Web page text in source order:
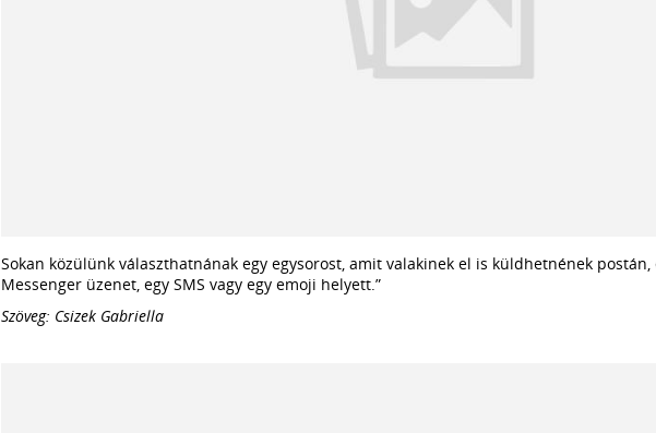
Sokan közülünk választhatnának egy egysorost, amit valakinek el is küldhetnének
Messenger üzenet, egy SMS vagy egy emoji helyett.”
Szöveg: Csizek Gabriella